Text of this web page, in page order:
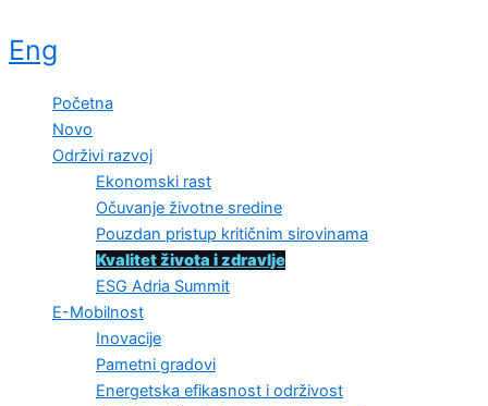
Eng
Početna
Novo
Održivi razvoj
Ekonomski rast
Očuvanje životne sredine
Pouzdan pristup kritičnim sirovinama
Kvalitet života i zdravlje
ESG Adria Summit
E-Mobilnost
Inovacije
Pametni gradovi
Energetska efikasnost i održivost